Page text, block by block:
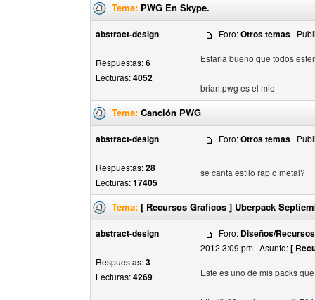
Tema: PWG En Skype.
abstract-design
Respuestas:6
Lecturas:4052
Foro:Otros temas
Estaria bueno que todos
brian.pwg es el mio
Tema: Canción PWG
abstract-design
Respuestas:28
Lecturas:17405
Foro:Otros temas
se canta estilo rap o metal?
Tema: [ Recursos Graficos ] Uberpack
abstract-design
Respuestas:3
Lecturas:4269
Foro: Diseños/
2012 3:09 pm Asunto:[
Este es uno de mis packs